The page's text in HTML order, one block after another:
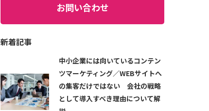
お問い合わせ
新着記事
中小企業には向いているコンテン
ツマーケティング／WEBサイトへ
の集客だけではない 会社の戦略
として導入すべき理由について解